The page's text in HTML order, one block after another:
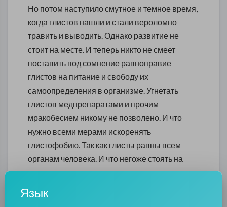
Но потом наступило смутное и темное время,
когда глистов нашли и стали вероломно
травить и выводить. Однако развитие не
стоит на месте. И теперь никто не смеет
поставить под сомнение равноправие
глистов на питание и свободу их
самоопределения в организме. Угнетать
глистов медпрепаратами и прочим
мракобесием никому не позволено. И что
нужно всеми мерами искоренять
глистофобию. Так как глисты равны всем
органам человека. И что негоже стоять на
пути прогресса.
Блок микроскопических паразитов внес
Язык